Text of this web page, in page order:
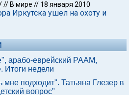
// В мире // 18 января 2010
Иркутска ушел на охоту и
арабо-еврейский РААМ,
Итоги недели
мне подходит". Татьяна Глезер в
вопрос"